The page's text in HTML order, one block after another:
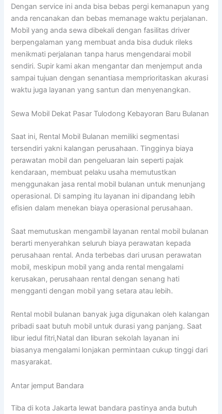
Dengan service ini anda bisa bebas pergi kemanapun yang
anda rencanakan dan bebas memanage waktu perjalanan.
Mobil yang anda sewa dibekali dengan fasilitas driver
berpengalaman yang membuat anda bisa duduk rileks
menikmati perjalanan tanpa harus mengendarai mobil
sendiri. Supir kami akan mengantar dan menjemput anda
sampai tujuan dengan senantiasa memprioritaskan akurasi
waktu juga layanan yang santun dan menyenangkan.
Sewa Mobil Dekat Pasar Tulodong Kebayoran Baru Bulanan
Saat ini, Rental Mobil Bulanan memiliki segmentasi
tersendiri yakni kalangan perusahaan. Tingginya biaya
perawatan mobil dan pengeluaran lain seperti pajak
kendaraan, membuat pelaku usaha memutustkan
menggunakan jasa rental mobil bulanan untuk menunjang
operasional. Di samping itu layanan ini dipandang lebih
efisien dalam menekan biaya operasional perusahaan.
Saat memutuskan mengambil layanan rental mobil bulanan
berarti menyerahkan seluruh biaya perawatan kepada
perusahaan rental. Anda terbebas dari urusan perawatan
mobil, meskipun mobil yang anda rental mengalami
kerusakan, perusahaan rental dengan senang hati
mengganti dengan mobil yang setara atau lebih.
Rental mobil bulanan banyak juga digunakan oleh kalangan
pribadi saat butuh mobil untuk durasi yang panjang. Saat
libur iedul fitri,Natal dan liburan sekolah layanan ini
biasanya mengalami lonjakan permintaan cukup tinggi dari
masyarakat.
Antar jemput Bandara
Tiba di kota Jakarta lewat bandara pastinya anda butuh